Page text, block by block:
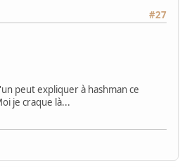
#27
peut expliquer à hashman ce
je craque là...